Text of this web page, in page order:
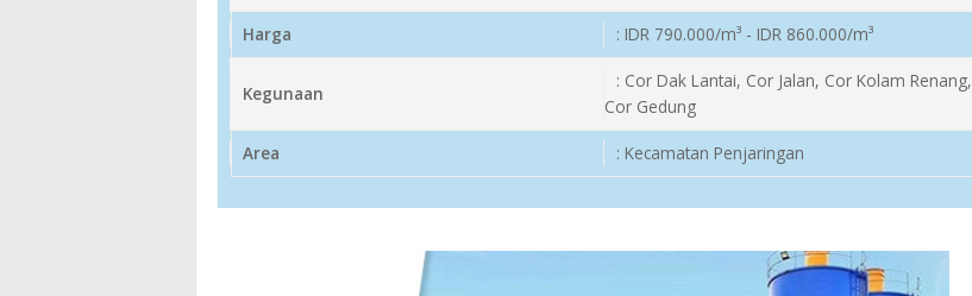
Harga : IDR 790.000/m³ - IDR 860.000/m³
Kegunaan
: Cor Dak Lantai, Cor Jalan, Cor Kolam Renang,
Cor Gedung
Area : Kecamatan Penjaringan